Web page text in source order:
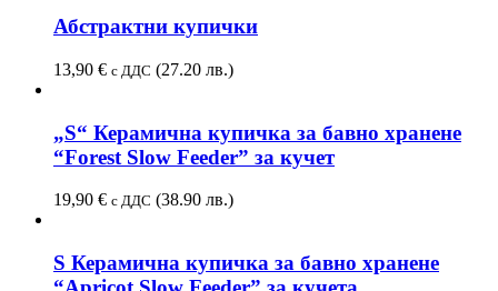
Абстрактни купички
13,90 € с ДДС (27.20 лв.)
„S“ Керамична купичка за бавно хранене
“Forest Slow Feeder” за кучет
19,90 € с ДДС (38.90 лв.)
S Керамична купичка за бавно хранене